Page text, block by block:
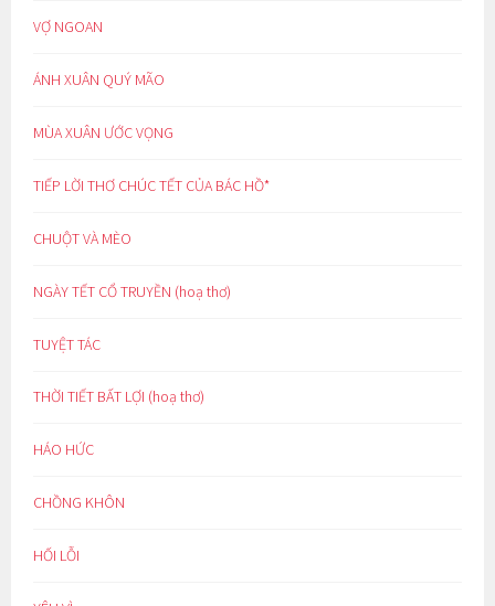
VỢ NGOAN
ÁNH XUÂN QUÝ MÃO
MÙA XUÂN ƯỚC VỌNG
TIẾP LỜI THƠ CHÚC TẾT CỦA BÁC HỒ*
CHUỘT VÀ MÈO
NGÀY TẾT CỔ TRUYỀN (hoạ thơ)
TUYỆT TÁC
THỜI TIẾT BẤT LỢI (hoạ thơ)
HÁO HỨC
CHỒNG KHÔN
HỐI LỖI